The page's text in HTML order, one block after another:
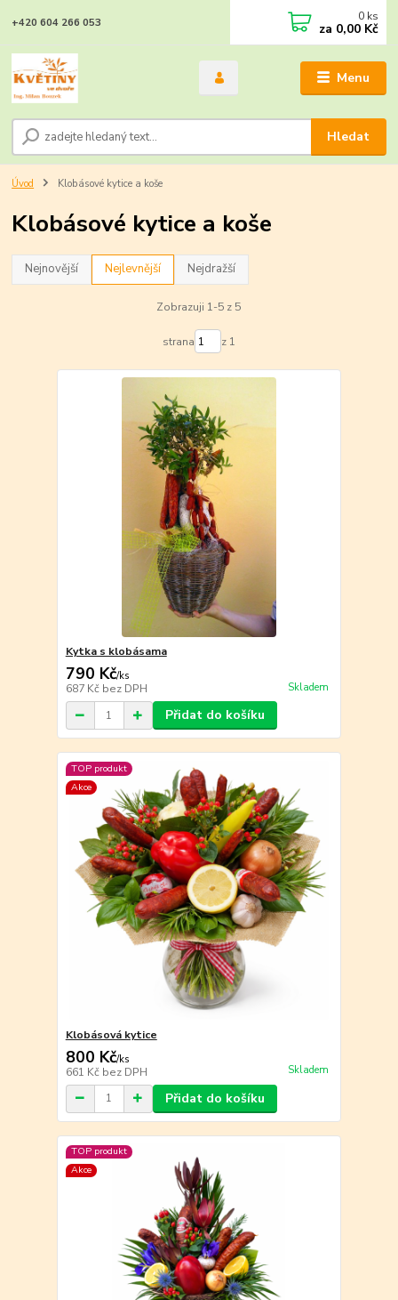
Menu
Hledat
+420 604 266 053 0 ks
za 0,00 Kč
Úvod Klobásové kytice a koše
Klobásové kytice a koše
Nejnovější Nejlevnější Nejdražší
Zobrazuji 1-5 z 5
strana z 1
Kytka s klobásama
790 Kč/ks
687 Kč bez DPH Skladem
Přidat do košíku
TOP produkt
Akce
Klobásová kytice
800 Kč/ks
661 Kč bez DPH Skladem
Přidat do košíku
TOP produkt
Akce